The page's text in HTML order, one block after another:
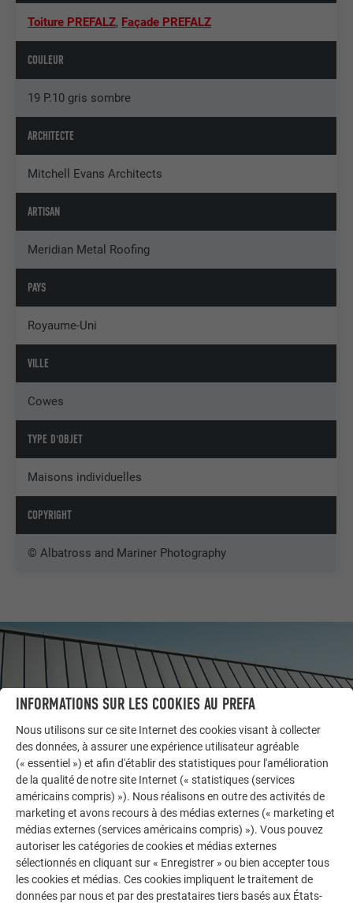
Toiture PREFALZ, Façade PREFALZ
COULEUR
19 P.10 gris sombre
ARCHITECTE
Mitchell Evans Architects
ARTISAN
Meridian Metal Roofing
PAYS
Royaume-Uni
VILLE
Cowes
TYPE D'OBJET
Maisons individuelles
COPYRIGHT
© Albatross and Mariner Photography
LAISSEZ-VOUS INSPIRER
AUTRES BÂTIMENTS
La galerie de références PREFA démontre la
INFORMATIONS SUR LES COOKIES AU PREFA
Nous utilisons sur ce site Internet des cookies visant à collecter
des données, à assurer une expérience utilisateur agréable
(« essentiel ») et afin d'établir des statistiques pour l'amélioration
de la qualité de notre site Internet (« statistiques (services
américains compris) »). Nous réalisons en outre des activités de
marketing et avons recours à des médias externes (« marketing et
médias externes (services américains compris) »). Vous pouvez
autoriser les catégories de cookies et médias externes
sélectionnés en cliquant sur « Enregistrer » ou bien accepter tous
les cookies et médias. Ces cookies impliquent le traitement de
données par nous et par des prestataires tiers basés aux États-